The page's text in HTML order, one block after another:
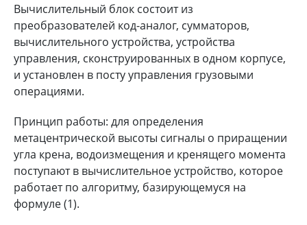
Вычислительный блок состоит из
преобразователей код-аналог, сумматоров,
вычислительного устройства, устройства
управления, сконструированных в одном корпусе,
и установлен в посту управления грузовыми
операциями.
Принцип работы: для определения
метацентрической высоты сигналы о приращении
угла крена, водоизмещения и кренящего момента
поступают в вычислительное устройство, которое
работает по алгоритму, базирующемуся на
формуле (1).